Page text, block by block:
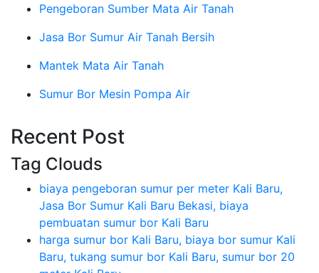
Pengeboran Sumber Mata Air Tanah
Jasa Bor Sumur Air Tanah Bersih
Mantek Mata Air Tanah
Sumur Bor Mesin Pompa Air
Recent Post
Tag Clouds
biaya pengeboran sumur per meter Kali Baru,
Jasa Bor Sumur Kali Baru Bekasi, biaya
pembuatan sumur bor Kali Baru
harga sumur bor Kali Baru, biaya bor sumur Kali
Baru, tukang sumur bor Kali Baru, sumur bor 20